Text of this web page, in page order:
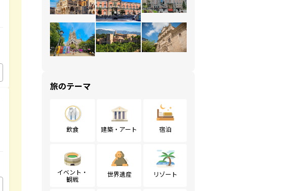
旅のテーマ
飲食 建築・アート 宿泊
イベント・
観戦
世界遺産 リゾート